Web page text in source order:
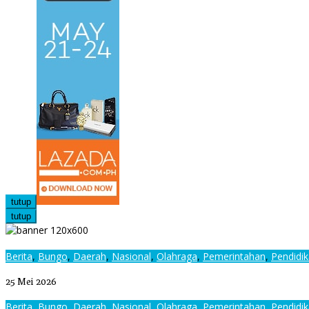
tutup
tutup
Berita, Bungo, Daerah, Nasional, Olahraga, Pemerintahan,
25 Mei 2026